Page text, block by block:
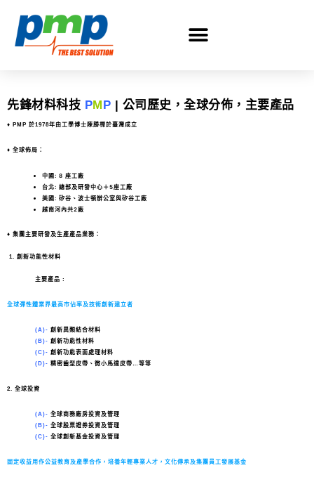
先鋒材料科技 PM P | 公司歷史，全球分佈，主要產品
♦ PMP 於1978年由工學博士陳勝標於臺灣成立
♦ 全球佈局：
中國: 8 座工廠
台北: 總部及研發中心＋5座工廠
美國: 矽谷、波士頓辦公室與矽谷工廠
越南河內共2廠
♦ 集團主要研發及生產產品業務 ：
1. 創新功能性材料
主要產品 :
全球彈性體業界最高市佔率及技術創新建立者
(A)- 創新異類結合材料
(B)- 創新功能性材料
(C)- 創新功能表面處理材料
(D)- 精密齒型皮帶、微小馬達皮帶…等等
2. 全球投資
(A)- 全球商務廠房投資及管理
(B)- 全球股票證券投資及管理
(C)- 全球創新基金投資及管理
固定收益用作公益教育及產學合作，培養年輕專業人才，文化傳承及集團員工發展基金